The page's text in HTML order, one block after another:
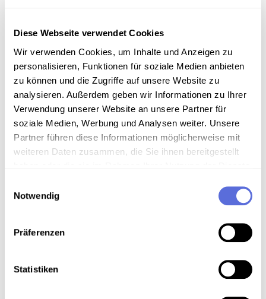
Diese Webseite verwendet Cookies
Wir verwenden Cookies, um Inhalte und Anzeigen zu
personalisieren, Funktionen für soziale Medien anbieten
zu können und die Zugriffe auf unsere Website zu
analysieren. Außerdem geben wir Informationen zu Ihrer
Verwendung unserer Website an unsere Partner für
soziale Medien, Werbung und Analysen weiter. Unsere
Partner führen diese Informationen möglicherweise mit
weiteren Daten zusammen, die Sie ihnen bereitgestellt
Notwendig
Präferenzen
Statistiken
Information
Sammlungsgeschichte
Sammlung Audio-Eigenaufnahmen der Österreichischen
Mediathek
Anmerkungen zum Inhalt
Der Vortrag wurde im Rahmen der Tagung "Zum 100.